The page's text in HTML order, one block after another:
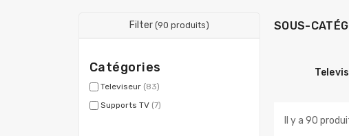
Filter (90 produits)
Catégories
Televiseur (83)
Supports TV (7)
SOUS-
Il y a 90